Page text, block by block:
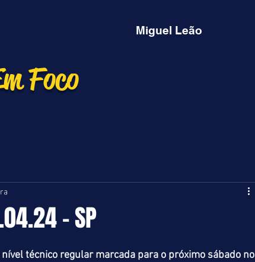
Foco
Miguel Leão
- SP
técnico regular marcada para o próximo sábado no